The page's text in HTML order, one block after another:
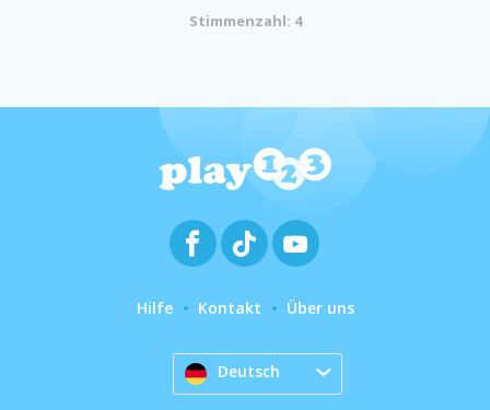
Stimmenzahl: 4
Hilfe Kontakt Über uns
Deutsch